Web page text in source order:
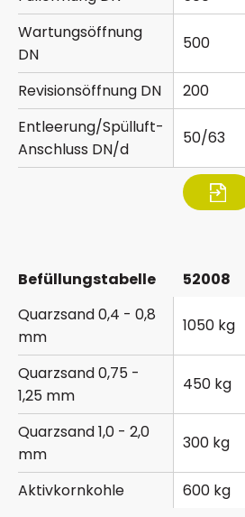
Wartungsöffnung
DN
500
Revisionsöffnung DN 200
Entleerung/Spülluft-
Anschluss DN/d
50/63
Befüllungstabelle 52008
Quarzsand 0,4 - 0,8
mm
1050 kg
Quarzsand 0,75 -
1,25 mm
450 kg
Quarzsand 1,0 - 2,0
mm
300 kg
Aktivkornkohle 600 kg